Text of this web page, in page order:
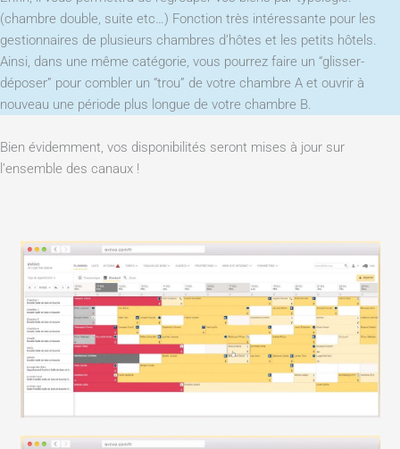
(chambre double, suite etc…) Fonction très intéressante pour les
gestionnaires de plusieurs chambres d’hôtes et les petits hôtels.
Ainsi, dans une même catégorie, vous pourrez faire un “glisser-
déposer” pour combler un “trou” de votre chambre A et ouvrir à
nouveau une période plus longue de votre chambre B.
Bien évidemment, vos disponibilités seront mises à jour sur
l’ensemble des canaux !